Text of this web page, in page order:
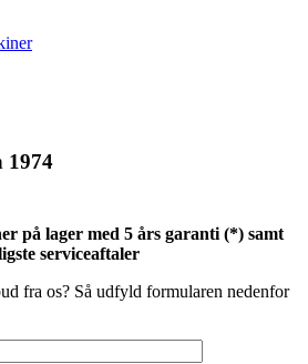
1974
på lager med 5 års garanti (*) samt
serviceaftaler
fra os? Så udfyld formularen nedenfor